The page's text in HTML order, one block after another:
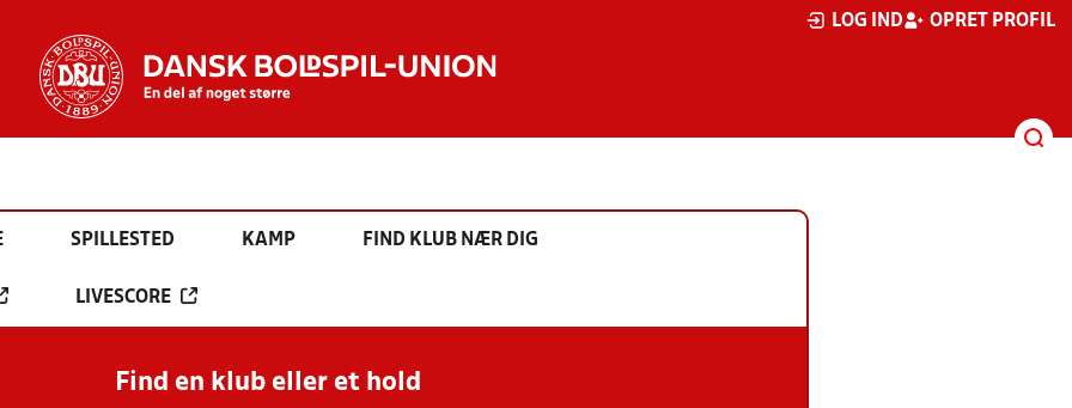
LOG IND OPRET PROFIL
SPILLESTED KAMP FIND KLUB NÆR DIG
LIVESCORE
Find en klub eller et hold